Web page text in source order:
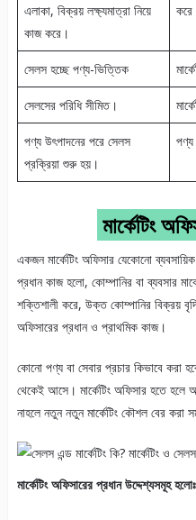
এলাকা, বিক্রয় লক্ষ্যমাত্রা নিয়ে
কাজ করে।
সেলস হচ্ছে পণ্য-ভিত্তিক
সেলসের পরিধি সীমিত।
পণ্য উৎপাদনের পরে সেলস
প্রক্রিয়া শুরু হয়।
পণ্য
মার্কেটিং
একজন মার্কেটিং অফিসার যেকোনো
প্রধান কাজ হলো, কোম্পানির বা ব্যবসার
শক্তিশালী করে, উক্ত কোম্পানির বিক্রয়
অফিসারের প্রধান ও প্রাথমিক কাজ।
কোনো পণ্য বা সেবার প্রচার কিভাবে করা
থেকেই আসে। মার্কেটিং অফিসার হতে
নাহলে নতুন নতুন মার্কেটিং কৌশল বের করা
মার্কেটিং অফিসারের প্রধান উদ্দেশ্যসমূহ হলোঃ